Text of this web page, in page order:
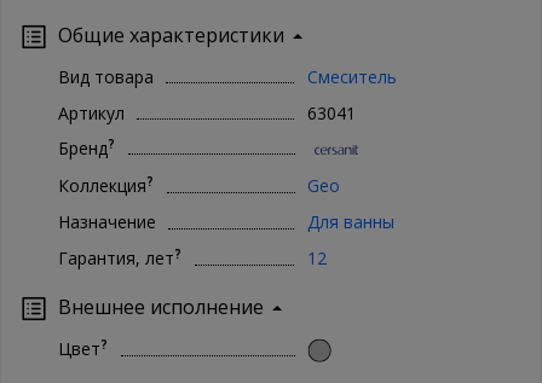
Общие характеристики
Вид товара
Смеситель
Артикул
63041
Бренд?
Коллекция?
Geo
Назначение
Для ванны
Гарантия, лет? 12
Внешнее исполнение
Цвет?